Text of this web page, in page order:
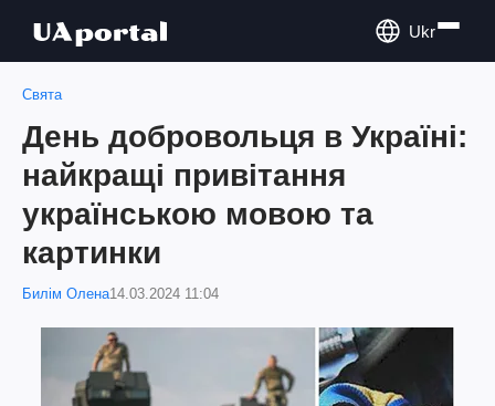
Ukr
Свята
День добровольця в Україні:
найкращі привітання
українською мовою та
картинки
Билім Олена14.03.2024 11:04